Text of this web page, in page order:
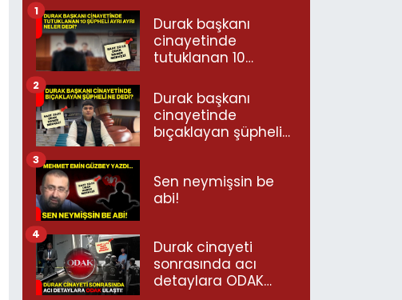
Durak başkanı
cinayetinde
tutuklanan 10
neler dedi?
1
Durak başkanı
cinayetinde
bıçaklayan şüpheli
2
Sen neymişsin be
abi!
3
Durak cinayeti
sonrasında acı
detaylara ODAK
4